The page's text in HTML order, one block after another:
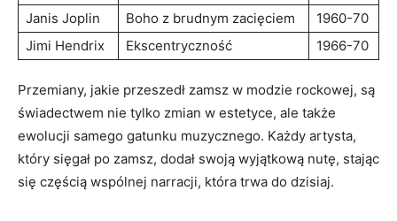
Janis Joplin
Boho z brudnym zacięciem
1960-70
Jimi Hendrix
Ekscentryczność 1966-70
Przemiany, jakie przeszedł zamsz w modzie rockowej, są
świadectwem nie tylko zmian w estetyce, ale także
ewolucji samego gatunku muzycznego. Każdy artysta,
który sięgał po zamsz, dodał swoją wyjątkową nutę, stając
się częścią wspólnej narracji, która trwa do dzisiaj.